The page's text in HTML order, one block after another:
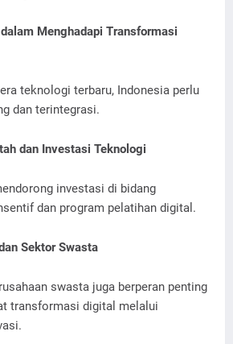
Menghadapi Transformasi
teknologi terbaru, Indonesia perlu
dan terintegrasi.
dan Investasi Teknologi
investasi di bidang
dan program pelatihan digital.
Sektor Swasta
swasta juga berperan penting
transformasi digital melalui